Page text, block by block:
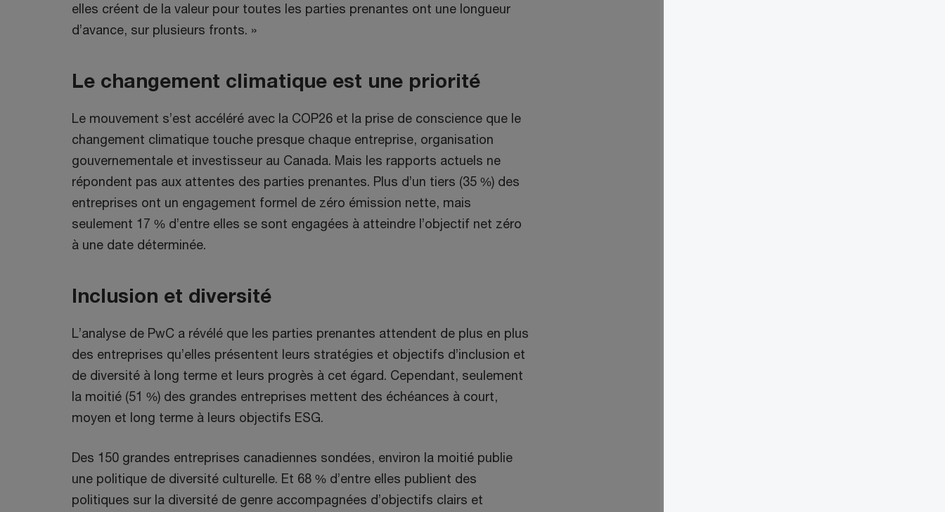
elles créent de la valeur pour toutes les parties prenantes ont une longueur
d’avance, sur plusieurs fronts. »
Le changement climatique est une priorité
Le mouvement s’est accéléré avec la COP26 et la prise de conscience que le
changement climatique touche presque chaque entreprise, organisation
gouvernementale et investisseur au Canada. Mais les rapports actuels ne
répondent pas aux attentes des parties prenantes. Plus d’un tiers (35 %) des
entreprises ont un engagement formel de zéro émission nette, mais
seulement 17 % d’entre elles se sont engagées à atteindre l’objectif net zéro
à une date déterminée.
Inclusion et diversité
L’analyse de PwC a révélé que les parties prenantes attendent de plus en plus
des entreprises qu’elles présentent leurs stratégies et objectifs d’inclusion et
de diversité à long terme et leurs progrès à cet égard. Cependant, seulement
la moitié (51 %) des grandes entreprises mettent des échéances à court,
moyen et long terme à leurs objectifs ESG.
Des 150 grandes entreprises canadiennes sondées, environ la moitié publie
une politique de diversité culturelle. Et 68 % d’entre elles publient des
politiques sur la diversité de genre accompagnées d’objectifs clairs et